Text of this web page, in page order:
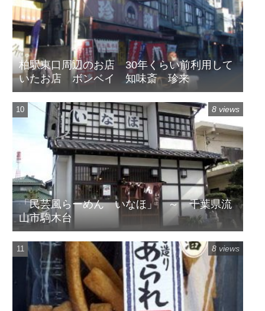
柏駅東口周辺のお店 30年くらい前利用して
いたお店 ボンベイ 知味斎 珍来
「民芸風らーめん いなほ」 ～ 千葉県流
山市駒木台
8 views
8 views